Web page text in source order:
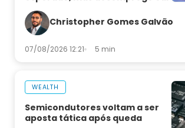
Christopher Gomes Galvão
07/08/2026 12:21 5 min
WEALTH
Semicondutores voltam a ser
aposta tática após queda